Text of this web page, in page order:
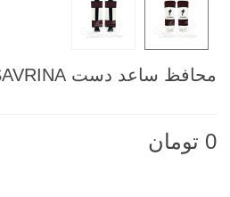
محافظ ساعد دست SAVRINA
0 تومان